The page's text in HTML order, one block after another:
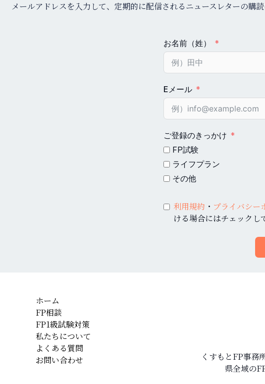
メールアドレスを入力して、定期的に配信されるニュースレターの購読
お名前（姓）
Eメール
ご登録のきっかけ
FP試験
ライフプラン
その他
利用規約 ・ プライバシー
ける場合にはチェックし
ホーム
FP相談
FP1級試験対策
私たちについて
よくある質問
お問い合わせ
くすもとFP事務
県全域の